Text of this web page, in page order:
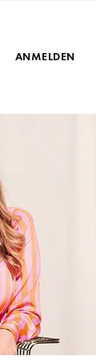
ANMELDEN